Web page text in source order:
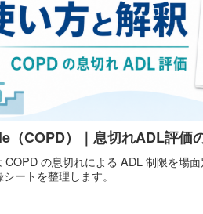
（COPD）｜息切れADL評価
COPD の息切れによる ADL 制限を場
ートを整理します。